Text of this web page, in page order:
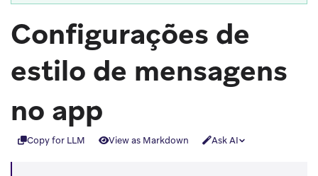
Configurações de
estilo de mensagens
no app
Copy for LLM View as Markdown Ask AI